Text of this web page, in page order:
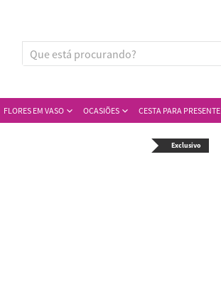
FLORES EM VASO OCASIÕES CESTA PARA PRESENTE
Exclusivo